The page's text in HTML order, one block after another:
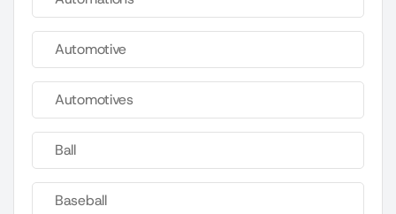
Automotive
Automotives
Ball
Baseball